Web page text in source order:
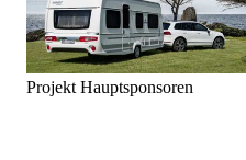
Projekt Hauptsponsoren